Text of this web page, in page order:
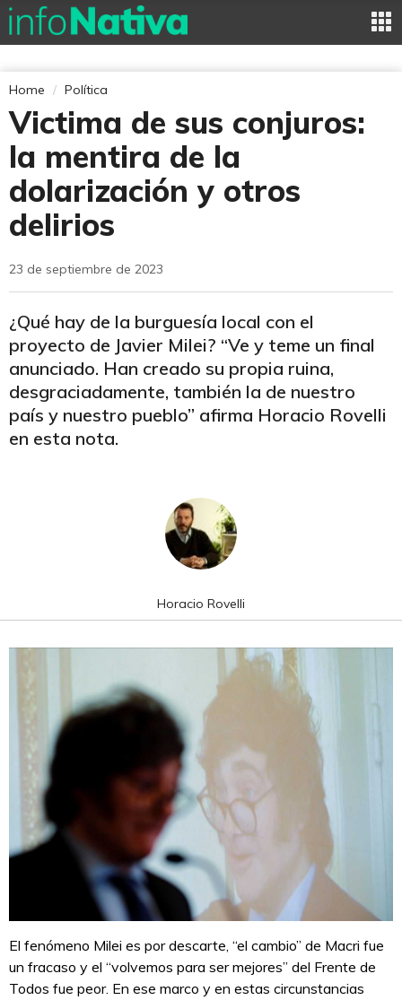
Home Política
Victima de sus conjuros:
la mentira de la
dolarización y otros
delirios
23 de septiembre de 2023
¿Qué hay de la burguesía local con el
proyecto de Javier Milei? “Ve y teme un final
anunciado. Han creado su propia ruina,
desgraciadamente, también la de nuestro
país y nuestro pueblo” afirma Horacio Rovelli
en esta nota.
Horacio Rovelli
El fenómeno Milei es por descarte, “el cambio” de Macri fue
un fracaso y el “volvemos para ser mejores” del Frente de
Todos fue peor. En ese marco y en estas circunstancias